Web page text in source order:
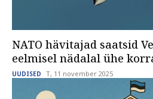
NATO hävitajad saatsid
eelmisel nädalal ühe
UUDISED T, 11 november 2025